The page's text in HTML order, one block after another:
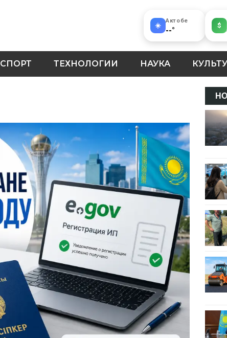
☀️
Актобе
--° $
СПОРТ ТЕХНОЛОГИИ НАУКА